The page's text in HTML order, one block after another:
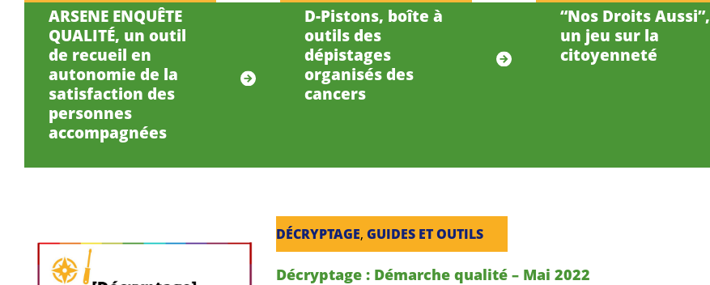
ARSENE ENQUÊTE
QUALITÉ, un outil
de recueil en
autonomie de la
satisfaction des
personnes
accompagnées
D-Pistons, boîte à
outils des
dépistages
organisés des
cancers
“Nos Droits Aussi”,
un jeu sur la
citoyenneté
DÉCRYPTAGE, GUIDES ET OUTILS
Décryptage : Démarche qualité – Mai 2022